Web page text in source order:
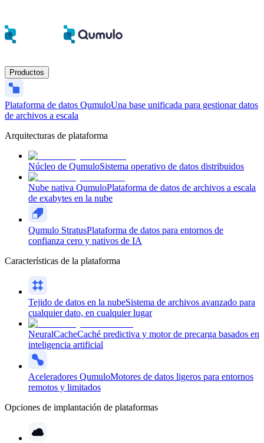
Productos
Plataforma de datos QumuloUna base unificada para gestionar datos
de archivos a escala
Arquitecturas de plataforma
Núcleo de QumuloSistema operativo de datos distribuidos
Nube nativa QumuloPlataforma de datos de archivos a escala
de exabytes en la nube
Qumulo StratusPlataforma de datos para entornos de
confianza cero y nativos de IA
Características de la plataforma
Tejido de datos en la nubeSistema de archivos avanzado para
cualquier dato, en cualquier lugar
NeuralCacheCaché predictiva y motor de precarga basados en
inteligencia artificial
Aceleradores QumuloMotores de datos ligeros para entornos
remotos y limitados
Opciones de implantación de plataformas